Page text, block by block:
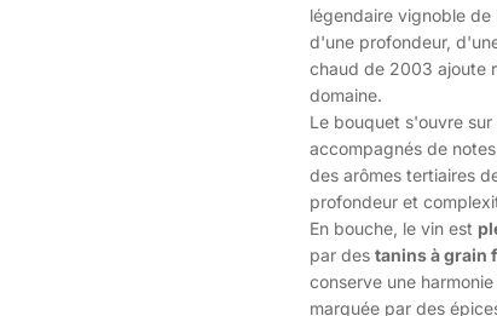
légendaire vignoble
d'une profondeur,
chaud de 2003 ajoute
domaine.
Le bouquet s'ouvre sur
accompagnés de
des arômes tertiaires
profondeur et
En bouche, le vin est
par des tanins à grain
conserve une
marquée par des